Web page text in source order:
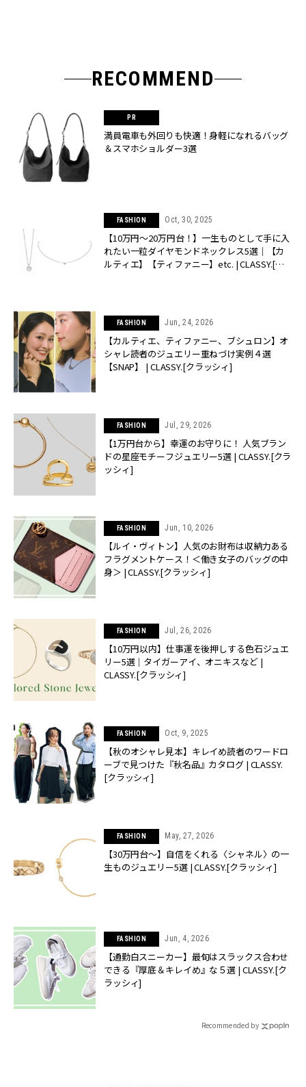
RECOMMEND
満員電車も外回りも快適！身軽になれるバッグ
＆スマホショルダー3選
FASHION Oct, 30, 2025
【10万円〜20万円台！】一生ものとして手に入
れたい一粒ダイヤモンドネックレス5選｜【カ
ルティエ】【ティファニー】etc. | CLASSY.[ク
FASHION Jun, 24, 2026
【カルティエ、ティファニー、ブシュロン】オ
シャレ読者のジュエリー重ねづけ実例４選
【SNAP】 | CLASSY.[クラッシィ]
FASHION Jul, 29, 2026
【1万円台から】幸運のお守りに！ 人気ブラン
ドの星座モチーフジュエリー5選 | CLASSY.[クラ
ッシィ]
FASHION Jun, 10, 2026
【ルイ・ヴィトン】人気のお財布は収納力ある
フラグメントケース！＜働き女子のバッグの中
身＞ | CLASSY.[クラッシィ]
FASHION Jul, 26, 2026
【10万円以内】仕事運を後押しする色石ジュエ
リー5選｜タイガーアイ、オニキスなど |
CLASSY.[クラッシィ]
FASHION Oct, 9, 2025
【秋のオシャレ見本】キレイめ読者のワードロ
ーブで見つけた『秋名品』カタログ | CLASSY.
[クラッシィ]
FASHION May, 27, 2026
【30万円台〜】自信をくれる〈シャネル〉の一
生ものジュエリー5選 | CLASSY.[クラッシィ]
FASHION Jun, 4, 2026
【通勤白スニーカー】最旬はスラックス合わせ
できる『厚底＆キレイめ』な５選 | CLASSY.[ク
ラッシィ]
Recommended by